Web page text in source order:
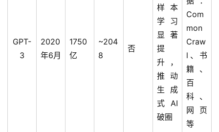
GPT-
3
2020
年6月
1750
亿
~204
8
否
样本
学习
显著
提
升，
推动
生成
式AI
破圈
Com
mon
Craw
l、书
籍、
百
科、
网页
等